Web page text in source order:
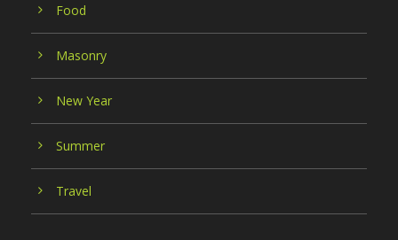
Food
Masonry
New Year
Summer
Travel